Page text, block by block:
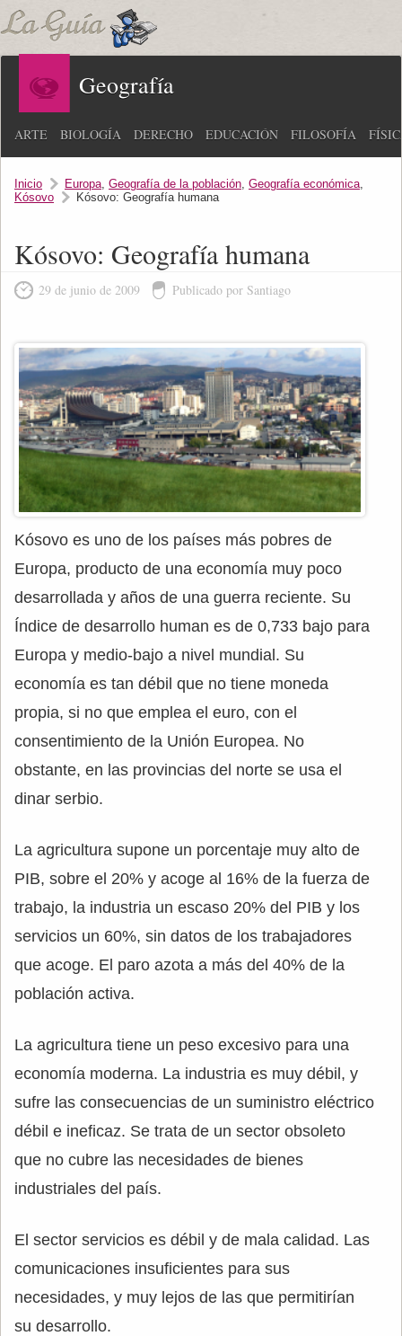
Geografía
ARTE BIOLOGÍA DERECHO EDUCACIÓN FILOSOFÍA
Inicio Europa, Geografía de la población, Geografía económica,
Kósovo
Kósovo: Geografía humana
Kósovo: Geografía humana
29 de junio de 2009 Publicado por Santiago
Kósovo es uno de los países más pobres de
Europa, producto de una economía muy poco
desarrollada y años de una guerra reciente. Su
Índice de desarrollo human es de 0,733 bajo para
Europa y medio-bajo a nivel mundial. Su
economía es tan débil que no tiene moneda
propia, si no que emplea el euro, con el
consentimiento de la Unión Europea. No
obstante, en las provincias del norte se usa el
dinar serbio.
La agricultura supone un porcentaje muy alto de
PIB, sobre el 20% y acoge al 16% de la fuerza de
trabajo, la industria un escaso 20% del PIB y los
servicios un 60%, sin datos de los trabajadores
que acoge. El paro azota a más del 40% de la
población activa.
La agricultura tiene un peso excesivo para una
economía moderna. La industria es muy débil, y
sufre las consecuencias de un suministro eléctrico
débil e ineficaz. Se trata de un sector obsoleto
que no cubre las necesidades de bienes
industriales del país.
El sector servicios es débil y de mala calidad. Las
comunicaciones insuficientes para sus
necesidades, y muy lejos de las que permitirían
su desarrollo.